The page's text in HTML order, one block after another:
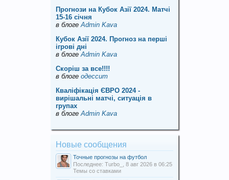
Прогнози на Кубок Азії 2024. Матчі
15-16 січня
в блогеAdmin Kava
Кубок Азії 2024. Прогноз на перші
ігрові дні
в блогеAdmin Kava
Скорiш за все!!!!
в блоге одессит
Кваліфікація ЄВРО 2024 -
вирішальні матчі, ситуація в
групах
в блогеAdmin Kava
Новые сообщения
Точные прогнозы на футбол
Последнее: Turbo_, 8 авг 2026 в 06:25
Темы со ставками